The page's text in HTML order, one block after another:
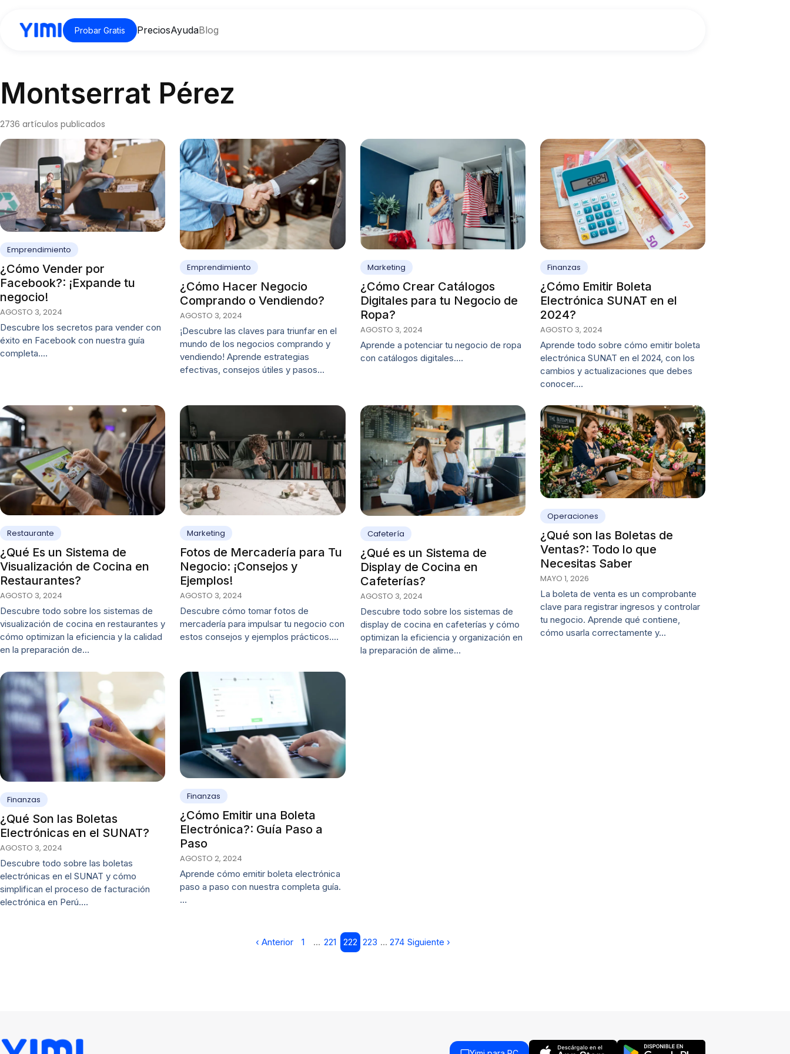
Probar Gratis PreciosAyudaBlog
Montserrat Pérez
2736 artículos publicados
Emprendimiento
¿Cómo Vender por
Facebook?: ¡Expande tu
negocio!
AGOSTO 3, 2024
Descubre los secretos para vender con
éxito en Facebook con nuestra guía
completa.…
Emprendimiento
¿Cómo Hacer Negocio
Comprando o Vendiendo?
AGOSTO 3, 2024
¡Descubre las claves para triunfar en el
mundo de los negocios comprando y
vendiendo! Aprende estrategias
efectivas, consejos útiles y pasos…
Marketing
¿Cómo Crear Catálogos
Digitales para tu Negocio de
Ropa?
AGOSTO 3, 2024
Aprende a potenciar tu negocio de ropa
con catálogos digitales.…
Finanzas
¿Cómo Emitir Boleta
Electrónica SUNAT en el
2024?
AGOSTO 3, 2024
Aprende todo sobre cómo emitir boleta
electrónica SUNAT en el 2024, con los
cambios y actualizaciones que debes
conocer.…
Restaurante
¿Qué Es un Sistema de
Visualización de Cocina en
Restaurantes?
AGOSTO 3, 2024
Descubre todo sobre los sistemas de
visualización de cocina en restaurantes y
cómo optimizan la eficiencia y la calidad
en la preparación de…
Marketing
Fotos de Mercadería para Tu
Negocio: ¡Consejos y
Ejemplos!
AGOSTO 3, 2024
Descubre cómo tomar fotos de
mercadería para impulsar tu negocio con
estos consejos y ejemplos prácticos.…
Cafetería
¿Qué es un Sistema de
Display de Cocina en
Cafeterías?
AGOSTO 3, 2024
Descubre todo sobre los sistemas de
display de cocina en cafeterías y cómo
optimizan la eficiencia y organización en
la preparación de alime…
Operaciones
¿Qué son las Boletas de
Ventas?: Todo lo que
Necesitas Saber
MAYO 1, 2026
La boleta de venta es un comprobante
clave para registrar ingresos y controlar
tu negocio. Aprende qué contiene,
cómo usarla correctamente y…
Finanzas
¿Qué Son las Boletas
Electrónicas en el SUNAT?
AGOSTO 3, 2024
Descubre todo sobre las boletas
electrónicas en el SUNAT y cómo
simplifican el proceso de facturación
electrónica en Perú.…
Finanzas
¿Cómo Emitir una Boleta
Electrónica?: Guía Paso a
Paso
AGOSTO 2, 2024
Aprende cómo emitir boleta electrónica
paso a paso con nuestra completa guía.
…
‹ Anterior 1 … 221 222 223 … 274 Siguiente ›